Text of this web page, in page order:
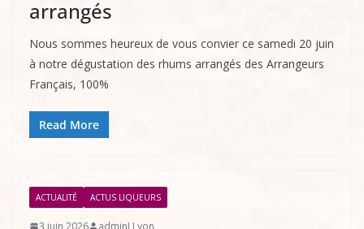
arrangés
Nous sommes heureux de vous convier ce samedi 20 juin
à notre dégustation des rhums arrangés des Arrangeurs
Français, 100%
Read More
ACTUALITÉ ACTUS LIQUEURS